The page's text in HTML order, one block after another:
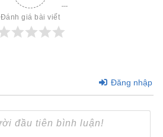
Đánh giá bài viết
Đăng nhập